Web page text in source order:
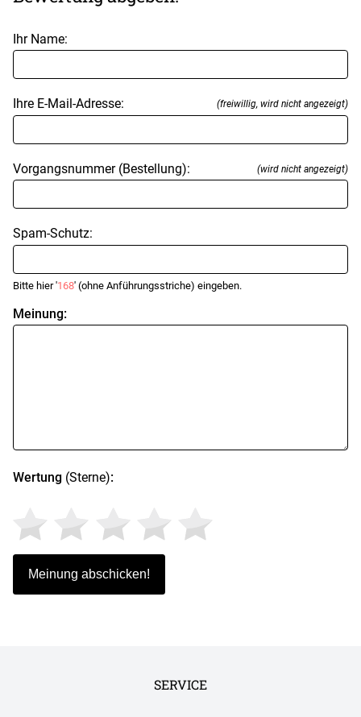
Ihr Name:
Ihre E-Mail-Adresse: (freiwillig, wird nicht angezeigt)
Vorgangsnummer (Bestellung): (wird nicht angezeigt)
Spam-Schutz:
Bitte hier '168' (ohne Anführungsstriche) eingeben.
Meinung:
Wertung (Sterne):
SERVICE